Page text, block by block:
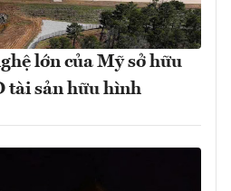
lớn của Mỹ sở hữu
tài sản hữu hình